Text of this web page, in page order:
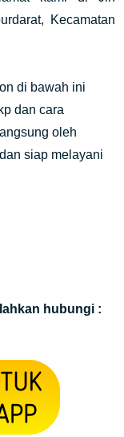
Kecamatan
di bawah ini
dan cara
oleh
siap melayani
hubungi :